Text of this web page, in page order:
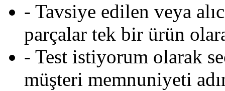
- Tavsiye edilen veya
parçalar tek bir ürün
- Test istiyorum olarak
müşteri memnuniyeti